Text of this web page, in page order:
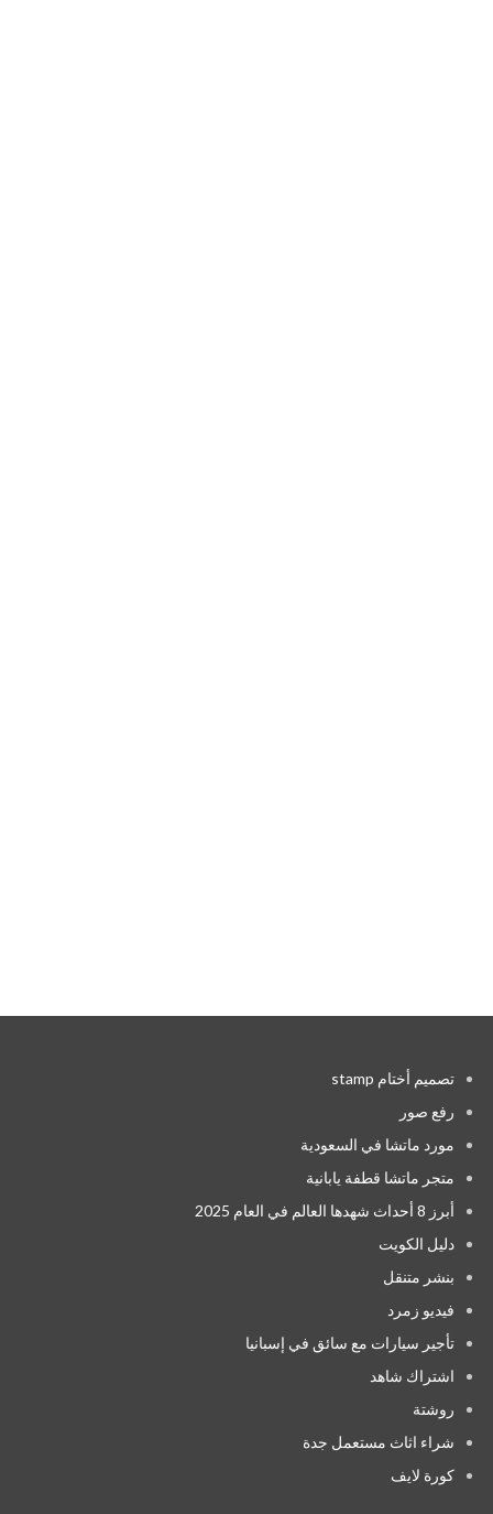
تصميم أختام stamp
رفع صور
مورد ماتشا في السعودية
متجر ماتشا قطفة يابانية
أبرز 8 أحداث شهدها العالم في العام 2025
دليل الكويت
بنشر متنقل
فيديو زمرد
تأجير سيارات مع سائق في إسبانيا
اشتراك شاهد
روشتة
شراء اثاث مستعمل جدة
كورة لايف